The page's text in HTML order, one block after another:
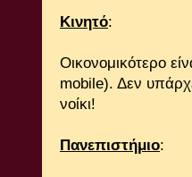
Κινητό:
Οικονομικότερο
mobile). Δεν
νοίκι!
Πανεπιστήμιο: